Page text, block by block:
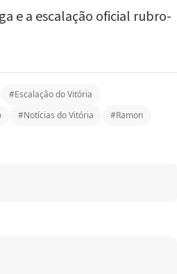
e a escalação oficial rubro-
#Escalação do Vitória
#Notícias do Vitória
#Ramon